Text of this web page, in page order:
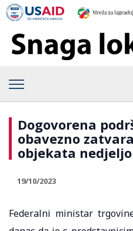
Dogovorena
obavezno
objekata
19/10/2023
Federalni ministar